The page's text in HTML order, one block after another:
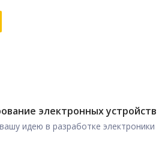
электронных устройств
идею в разработке электроники